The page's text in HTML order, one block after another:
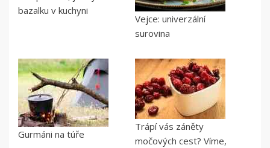
bazalku v kuchyni
Vejce: univerzální
surovina
Gurmáni na túře
Trápí vás záněty
močových cest? Víme,